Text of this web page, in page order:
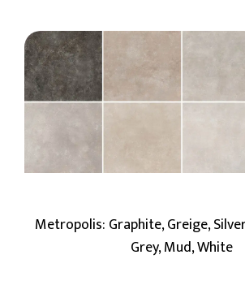
Metropolis: Graphite, Greige,
Grey, Mud, White